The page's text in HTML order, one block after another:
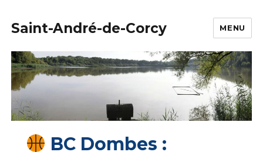
Saint-André-de-Corcy MENU
BC Dombes :